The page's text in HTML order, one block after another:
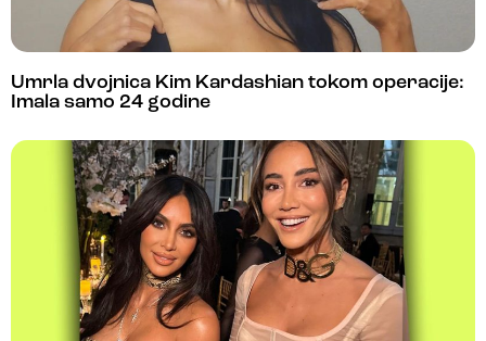
Umrla dvojnica Kim Kardashian tokom operacije:
Imala samo 24 godine